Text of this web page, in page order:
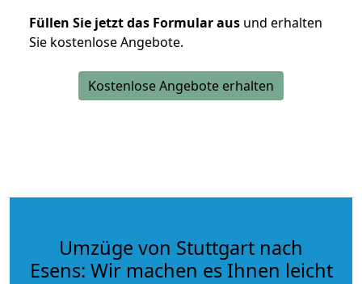
Füllen Sie jetzt das Formular aus und erhalten
Sie kostenlose Angebote.
Kostenlose Angebote erhalten
Umzüge von Stuttgart nach
Esens: Wir machen es Ihnen leicht